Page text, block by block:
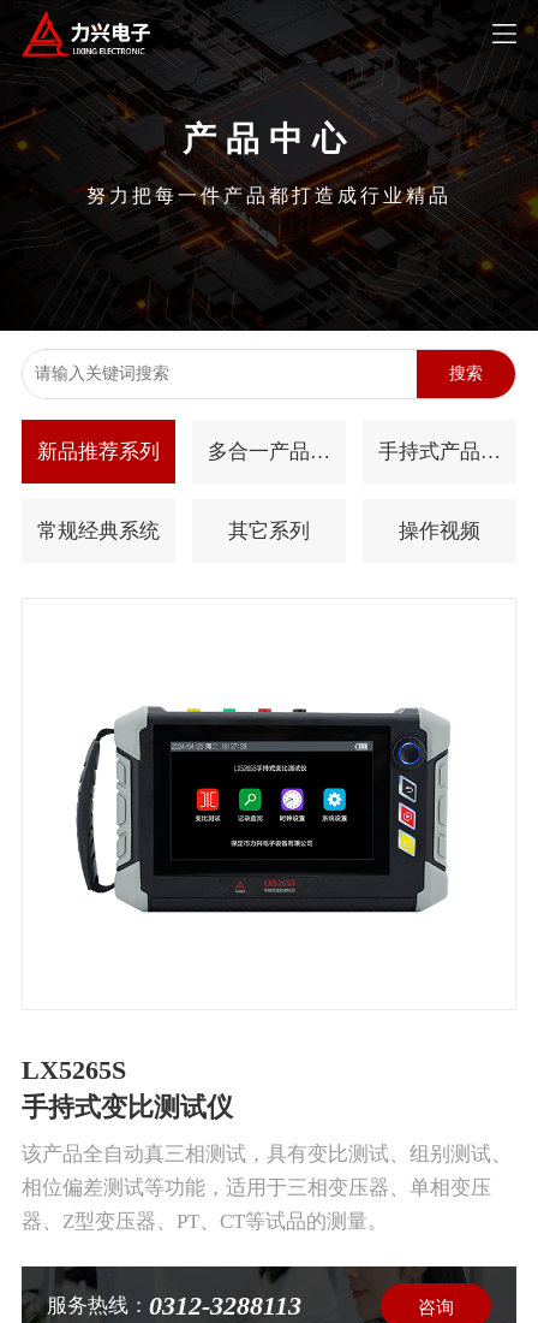
产品中心
努力把每一件产品都打造成行业精品
搜索
新品推荐系列
多合一产品系
手持式产品系
常规经典系统 其它系列 操作视频
LX5265S
手持式变比测试仪
该产品全自动真三相测试，具有变比测试、组别测试、
相位偏差测试等功能，适用于三相变压器、单相变压
器、Z型变压器、PT、CT等试品的测量。
服务热线： 0312-3288113 咨询